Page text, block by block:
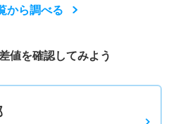
から調べる
値を確認してみよう